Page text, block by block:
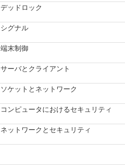
デッドロック
シグナル
端末制御
サーバとクライアント
ソケットとネットワーク
コンピュータにおけるセキュリティ
ネットワークとセキュリティ